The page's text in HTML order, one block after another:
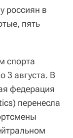
россиян в
пять
спорта
3 августа. В
федерация
перенесла